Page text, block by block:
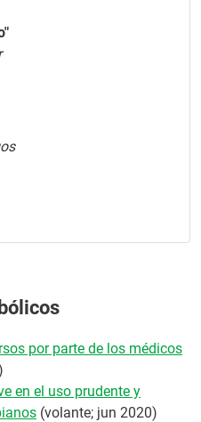
por parte de los médicos
en el uso prudente y
(volante; jun 2020)